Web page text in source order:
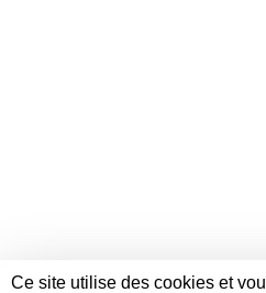
Ce site utilise des cookies et